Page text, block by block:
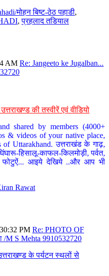
मोहन बिष्ट-ठेठ पहाडी,
,प्रहलाद तडियाल
AM Re: Jangeeto ke Jugalban...
की तस्वीरें एवं वीडियो
shared by members (4000+
& videos of your native place,
of Uttarakhand. उत्तराखंड के गाढ़,
हिसालू-काफल-किलमोड़ी, पर्वत,
फोटुऐं... आइये देखिये ..और आप भी
Rawat
PM Re: PHOTO OF
/M S Mehta 9910532720
के पर्यटन स्थलों से